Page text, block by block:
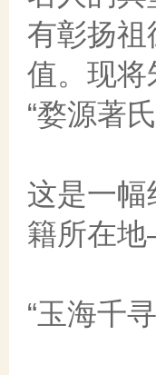
有彰扬祖
值。现将
“婺源著
这是一幅
籍所在地
“玉海千